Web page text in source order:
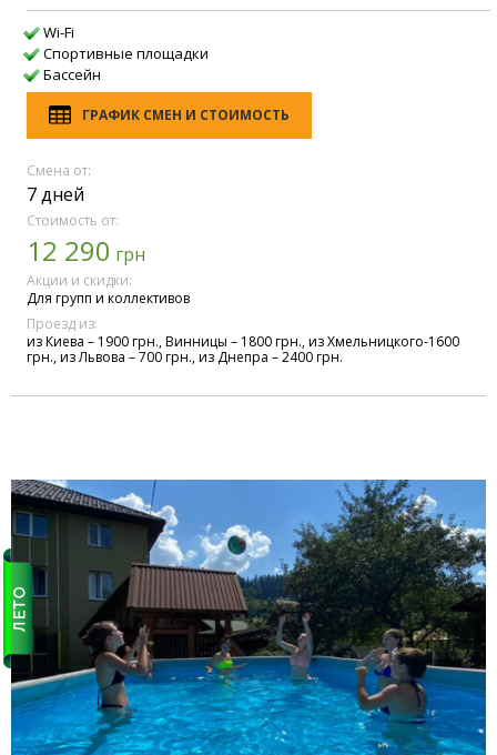
Wi-Fi
Спортивные площадки
Бассейн
ГРАФИК СМЕН И СТОИМОСТЬ
Смена от:
7 дней
Стоимость от:
12 290 грн
Акции и скидки:
Для групп и коллективов
Проезд из:
из Киева – 1900 грн., Винницы – 1800 грн., из Хмельницкого-1600
грн., из Львова – 700 грн., из Днепра – 2400 грн.